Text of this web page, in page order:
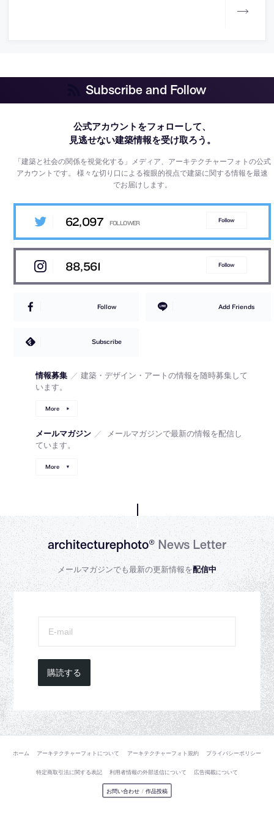
Subscribe and Follow
公式アカウントをフォローして、
見逃せない建築情報を受け取ろう。
「建築と社会の関係を視覚化する」メディア、アーキテクチャーフォトの公式
アカウントです。様々な切り口による複眼的視点で建築に関する情報を最速
でお届けします。
62,097 Follow
88,561 Follow
Follow Add Friends
Subscribe
情報募集 ／ 建築・デザイン・アートの情報を随時募集して
います。
More
メールマガジン ／
メールマガジンで最新の情報を配信し
ています。
More
architecturephoto®News Letter
メールマガジンでも最新の更新情報を配信中
購読する
ホーム アーキテクチャーフォトについて アーキテクチャーフォト規約 プライバシーポリシー
特定商取引法に関する表記 利用者情報の外部送信について 広告掲載について
お問い合わせ / 作品投稿